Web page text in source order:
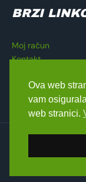
BRZI
Moj račun
Kontakt
Blagajna
Ova web
vam
web stranici.